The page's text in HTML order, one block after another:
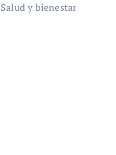
Salud y bienestar